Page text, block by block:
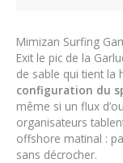
Mimizan Surfing
Exit le pic de la
de sable qui tient la
configuration du
même si un flux
organisateurs
offshore matinal :
sans décrocher.